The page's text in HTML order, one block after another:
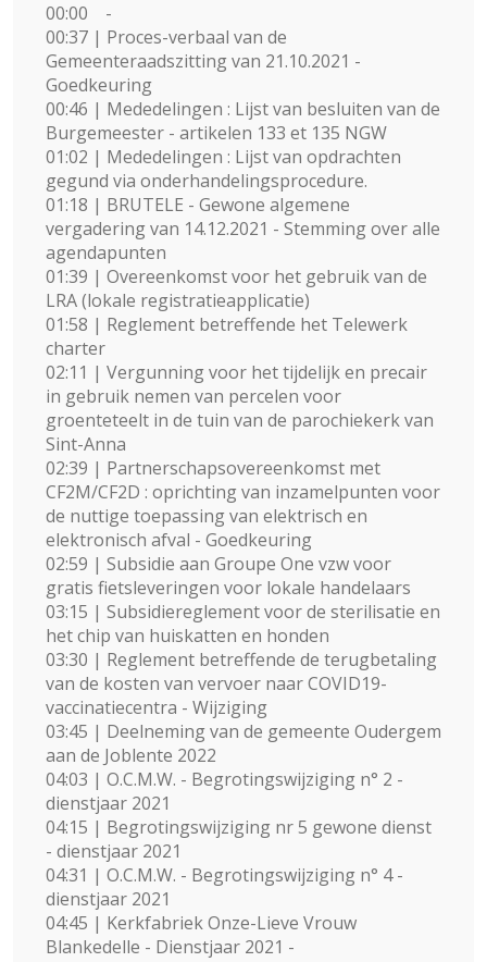
00:00 -
00:37 | Proces-verbaal van de
Gemeenteraadszitting van 21.10.2021 -
Goedkeuring
00:46 | Mededelingen : Lijst van besluiten van de
Burgemeester - artikelen 133 et 135 NGW
01:02 | Mededelingen : Lijst van opdrachten
gegund via onderhandelingsprocedure.
01:18 | BRUTELE - Gewone algemene
vergadering van 14.12.2021 - Stemming over alle
agendapunten
01:39 | Overeenkomst voor het gebruik van de
LRA (lokale registratieapplicatie)
01:58 | Reglement betreffende het Telewerk
charter
02:11 | Vergunning voor het tijdelijk en precair
in gebruik nemen van percelen voor
groenteteelt in de tuin van de parochiekerk van
Sint-Anna
02:39 | Partnerschapsovereenkomst met
CF2M/CF2D : oprichting van inzamelpunten voor
de nuttige toepassing van elektrisch en
elektronisch afval - Goedkeuring
02:59 | Subsidie aan Groupe One vzw voor
gratis fietsleveringen voor lokale handelaars
03:15 | Subsidiereglement voor de sterilisatie en
het chip van huiskatten en honden
03:30 | Reglement betreffende de terugbetaling
van de kosten van vervoer naar COVID19-
vaccinatiecentra - Wijziging
03:45 | Deelneming van de gemeente Oudergem
aan de Joblente 2022
04:03 | O.C.M.W. - Begrotingswijziging n° 2 -
dienstjaar 2021
04:15 | Begrotingswijziging nr 5 gewone dienst
- dienstjaar 2021
04:31 | O.C.M.W. - Begrotingswijziging n° 4 -
dienstjaar 2021
04:45 | Kerkfabriek Onze-Lieve Vrouw
Blankedelle - Dienstjaar 2021 -